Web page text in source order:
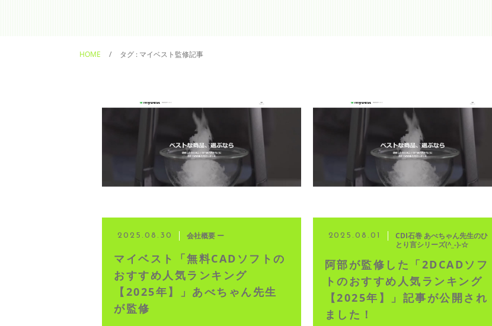
◆ CAD・BIM
◆ 資格･ネット試験
◆ オンラインによる授業／体験
◇ 書籍出版
◇ Youtubeチャンネル・ライブ配信
◇ よくある質問
◇ お客様の声
HOME タグ : マイベスト監修記事
2025.08.30 会社概要 ー
マイベスト「無料CADソフトの
おすすめ人気ランキング
【2025年】」あべちゃん先生
が監修
2025.08.01
CDI石巻 あべちゃん先生のひ
とり言シリーズ(^_-)-☆
阿部が監修した「2DCADソフ
トのおすすめ人気ランキング
【2025年】」記事が公開され
ました！